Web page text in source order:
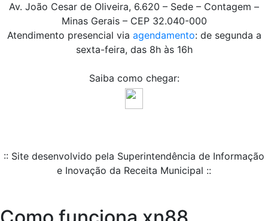
Av. João Cesar de Oliveira, 6.620 – Sede – Contagem –
Minas Gerais – CEP 32.040-000
Atendimento presencial via agendamento: de segunda a
sexta-feira, das 8h às 16h
Saiba como chegar:
:: Site desenvolvido pela Superintendência de Informação
e Inovação da Receita Municipal ::